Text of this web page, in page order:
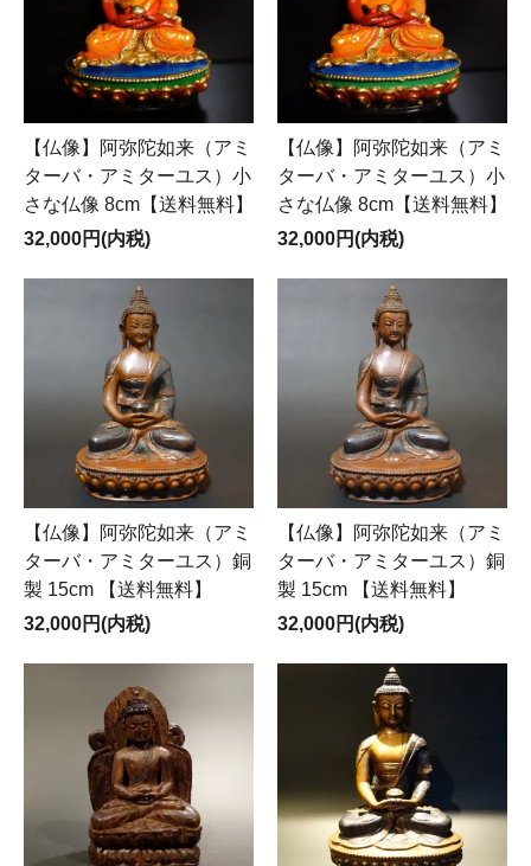
【仏像】阿弥陀如来（アミ
ターバ・アミターユス）小
さな仏像 8cm【送料無料】
32,000円(内税)
【仏像】阿弥陀如来（アミ
ターバ・アミターユス）小
さな仏像 8cm【送料無料】
32,000円(内税)
【仏像】阿弥陀如来（アミ
ターバ・アミターユス）銅
製 15cm 【送料無料】
32,000円(内税)
【仏像】阿弥陀如来（アミ
ターバ・アミターユス）銅
製 15cm 【送料無料】
32,000円(内税)